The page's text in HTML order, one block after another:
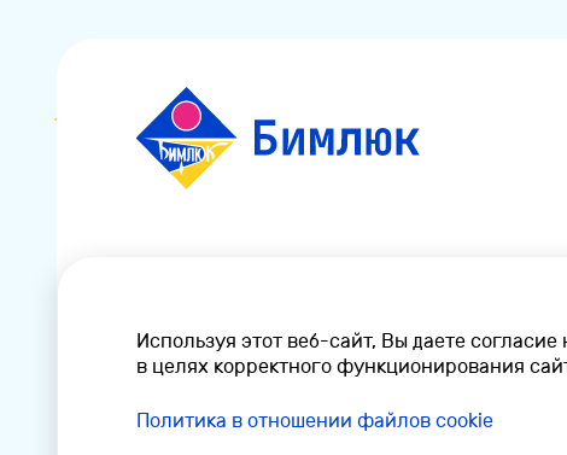
Политика в отношении файлов cookie
Используя этот веб-сайт, Вы даете
в целях корректного функционирования
Политика в отношении файлов cookie